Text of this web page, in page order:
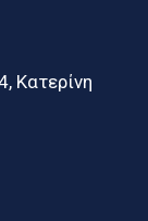
Κατερίνη